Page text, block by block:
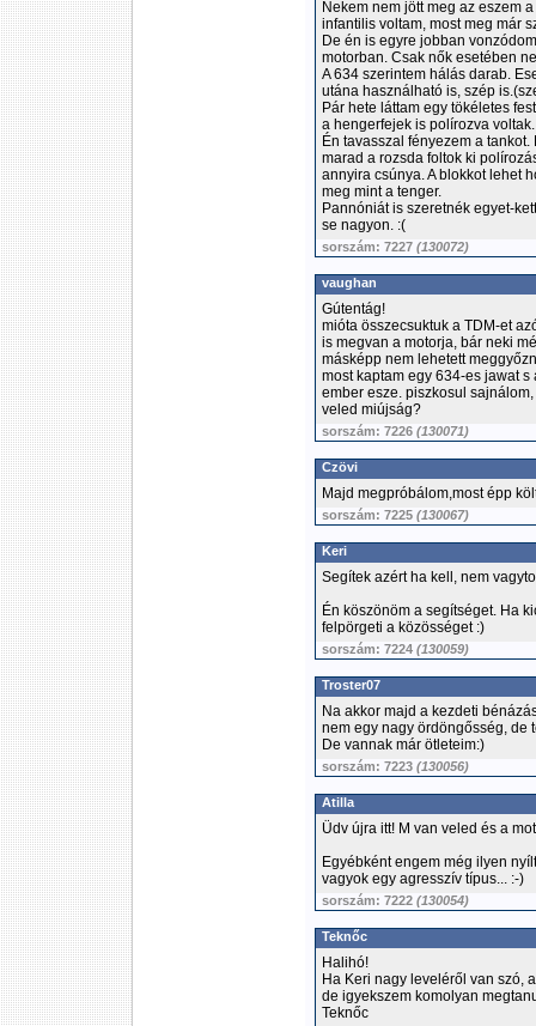
Nekem nem jött meg az eszem
infantilis voltam, most meg már
De én is egyre jobban
motorban. Csak nők esetében
A 634 szerintem hálás darab.
utána használható is, szép
Pár hete láttam egy tökéletes
a hengerfejek is polírozva
Én tavasszal fényezem a
marad a rozsda foltok ki
annyira csúnya. A blokkot lehet
meg mint a tenger.
Pannóniát is szeretnék egyet-
se nagyon. :(
sorszám: 7227 (130072)
vaughan
Gútentág!
mióta összecsuktuk a TDM-et
is megvan a motorja, bár neki
másképp nem lehetett
most kaptam egy 634-es jawat
ember esze. piszkosul
veled miújság?
sorszám: 7226 (130071)
Czövi
Majd megpróbálom,most épp
sorszám: 7225 (130067)
Keri
Segítek azért ha kell, nem
Én köszönöm a segítséget. Ha
felpörgeti a közösséget :)
sorszám: 7224 (130059)
Troster07
Na akkor majd a kezdeti
nem egy nagy ördöngősség, de
De vannak már ötleteim:)
sorszám: 7223 (130056)
Atilla
Üdv újra itt! M van veled és a
Egyébként engem még ilyen
vagyok egy agresszív típus... :-)
sorszám: 7222 (130054)
Teknőc
Halihó!
Ha Keri nagy leveléről van szó,
de igyekszem komolyan
Teknőc